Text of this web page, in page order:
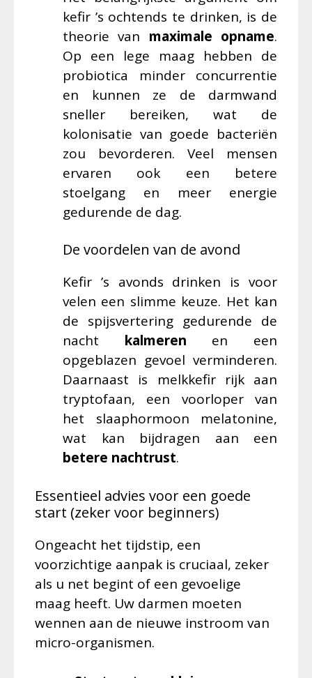
kefir ’s ochtends te drinken, is de
theorie van maximale opname.
Op een lege maag hebben de
probiotica minder concurrentie
en kunnen ze de darmwand
sneller bereiken, wat de
kolonisatie van goede bacteriën
zou bevorderen. Veel mensen
ervaren ook een betere
stoelgang en meer energie
gedurende de dag.
De voordelen van de avond
Kefir ’s avonds drinken is voor
velen een slimme keuze. Het kan
de spijsvertering gedurende de
nacht kalmeren en een
opgeblazen gevoel verminderen.
Daarnaast is melkkefir rijk aan
tryptofaan, een voorloper van
het slaaphormoon melatonine,
wat kan bijdragen aan een
betere nachtrust.
Essentieel advies voor een goede
start (zeker voor beginners)
Ongeacht het tijdstip, een
voorzichtige aanpak is cruciaal, zeker
als u net begint of een gevoelige
maag heeft. Uw darmen moeten
wennen aan de nieuwe instroom van
micro-organismen.